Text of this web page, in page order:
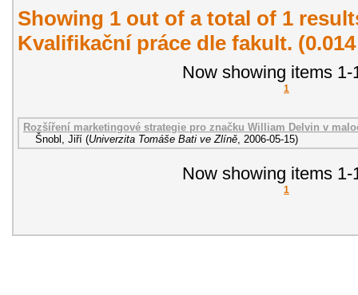
Showing 1 out of a total of 1
Kvalifikační práce dle fakult.
Now showing items 1-
1
Rozšíření marketingové strategie pro značku William Delvin v
Šnobl, Jiří (Univerzita Tomáše Bati ve Zlíně 2006-05-15)
Now showing items 1-
1